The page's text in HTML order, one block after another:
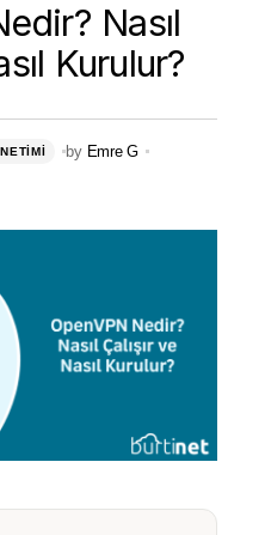
Nasıl
Kurulur?
by Emre G